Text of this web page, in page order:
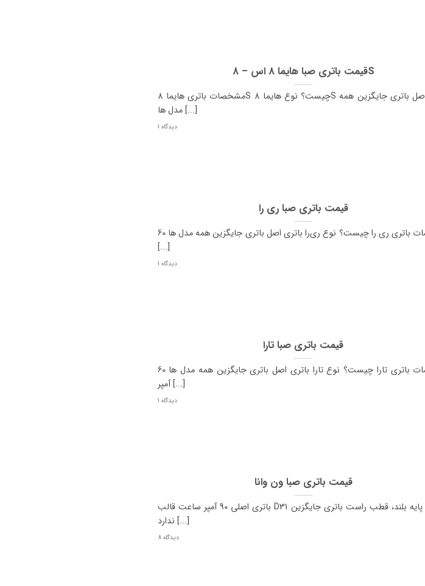
قیمت باتری صبا هایما 8 اس – 8S
مشخصات باتری هایما 8S چیست؟ نوع هایما 8S باتری اصل باتری جایگزین همه
مدل ها [...]
1 دیدگاه
قیمت باتری صبا ری را
مشخصات باتری ری‌ را چیست؟ نوع ری‌را باتری اصل باتری جایگزین همه مدل ها 60
[...]
1 دیدگاه
قیمت باتری صبا تارا
مشخصات باتری تارا چیست؟ نوع تارا باتری اصل باتری جایگزین همه مدل ها 60
آمپر [...]
1 دیدگاه
قیمت باتری صبا ون وانا
باتری اصلی 90 آمپر ساعت قالب D31 چینش پایه بلند، قطب راست باتری جایگزین
ندارد [...]
8 دیدگاه